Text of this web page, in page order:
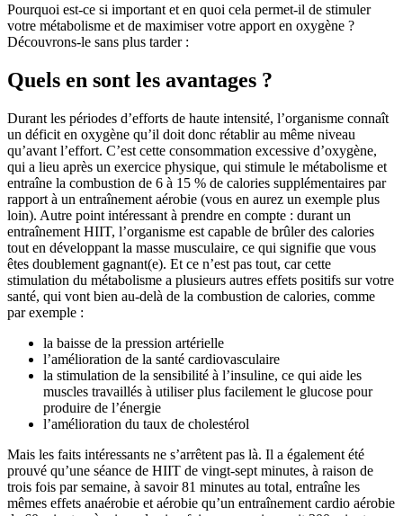
Pourquoi est-ce si important et en quoi cela permet-il de stimuler
votre métabolisme et de maximiser votre apport en oxygène ?
Découvrons-le sans plus tarder :
Quels en sont les avantages ?
Durant les périodes d’efforts de haute intensité, l’organisme connaît
un déficit en oxygène qu’il doit donc rétablir au même niveau
qu’avant l’effort. C’est cette consommation excessive d’oxygène,
qui a lieu après un exercice physique, qui stimule le métabolisme et
entraîne la combustion de 6 à 15 % de calories supplémentaires par
rapport à un entraînement aérobie (vous en aurez un exemple plus
loin). Autre point intéressant à prendre en compte : durant un
entraînement HIIT, l’organisme est capable de brûler des calories
tout en développant la masse musculaire, ce qui signifie que vous
êtes doublement gagnant(e). Et ce n’est pas tout, car cette
stimulation du métabolisme a plusieurs autres effets positifs sur votre
santé, qui vont bien au-delà de la combustion de calories, comme
par exemple :
la baisse de la pression artérielle
l’amélioration de la santé cardiovasculaire
la stimulation de la sensibilité à l’insuline, ce qui aide les
muscles travaillés à utiliser plus facilement le glucose pour
produire de l’énergie
l’amélioration du taux de cholestérol
Mais les faits intéressants ne s’arrêtent pas là. Il a également été
prouvé qu’une séance de HIIT de vingt-sept minutes, à raison de
trois fois par semaine, à savoir 81 minutes au total, entraîne les
mêmes effets anaérobie et aérobie qu’un entraînement cardio aérobie